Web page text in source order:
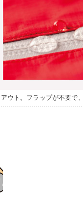
ト。フラップが不要で